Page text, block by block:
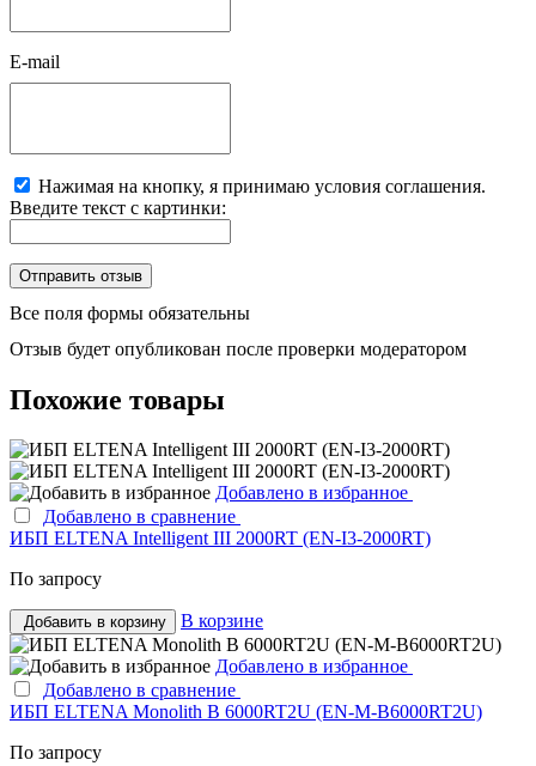
E-mail
Нажимая на кнопку, я принимаю условия соглашения.
Введите текст с картинки:
Все поля формы обязательны
Отзыв будет опубликован после проверки модератором
Похожие товары
Добавлено в избранное
Добавлено в сравнение
ИБП ELTENA Intelligent III 2000RT (EN-I3-2000RT)
По запросу
Добавить в корзину В корзине
Добавлено в избранное
Добавлено в сравнение
ИБП ELTENA Monolith B 6000RT2U (EN-M-B6000RT2U)
По запросу